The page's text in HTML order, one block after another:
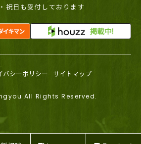
祝日も受付しております
バシーポリシー サイトマップ
All Rights Reserved.